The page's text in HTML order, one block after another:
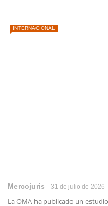
INTERNACIONAL
Mercojuris 31 de julio de 2026
La OMA ha publicado un